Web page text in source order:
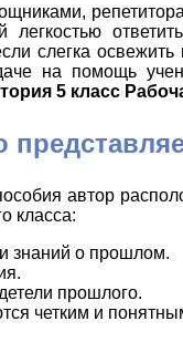
слегка
на помощь
5 класс
автор
класса:
знаний о прошлом.
прошлого.
четким и